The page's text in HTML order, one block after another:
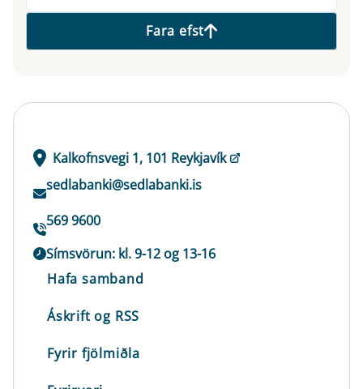
Fara efst
Kalkofnsvegi 1, 101 Reykjavík
sedlabanki@sedlabanki.is
569 9600
Símsvörun: kl. 9-12 og 13-16
Hafa samband
Áskrift og RSS
Fyrir fjölmiðla